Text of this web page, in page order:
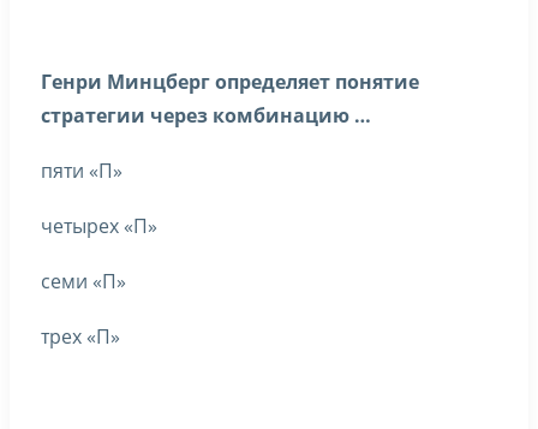
Генри Минцберг определяет понятие
стратегии через комбинацию …
пяти «П»
четырех «П»
семи «П»
трех «П»